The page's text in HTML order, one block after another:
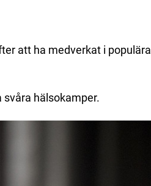
att ha medverkat i populära
hälsokamper.